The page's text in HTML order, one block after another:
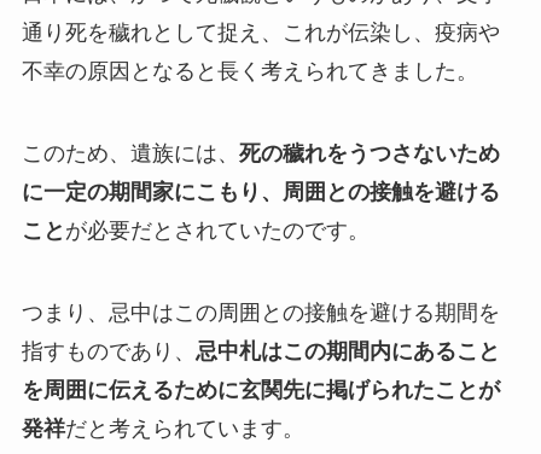
通り死を穢れとして捉え、これが伝染し、疫病や
不幸の原因となると長く考えられてきました。
このため、遺族には、 死の穢れをうつさないため
に一定の期間家にこもり、周囲との接触を避ける
こと が必要だとされていたのです。
つまり、忌中はこの周囲との接触を避ける期間を
指すものであり、 忌中札はこの期間内にあること
を周囲に伝えるために玄関先に掲げられたことが
発祥だと考えられています。